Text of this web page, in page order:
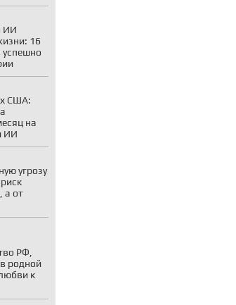
ИИ
16
успешно
США:
на
ИИ
угрозу
а от
РФ,
родной
к